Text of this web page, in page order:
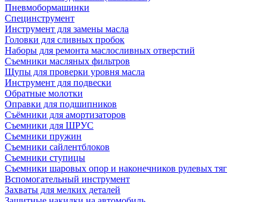
Пневмобормашинки
Специнструмент
Инструмент для замены масла
Головки для сливных пробок
Наборы для ремонта маслосливных отверстий
Съемники масляных фильтров
Щупы для проверки уровня масла
Инструмент для подвески
Обратные молотки
Оправки для подшипников
Съёмники для амортизаторов
Съемники для ШРУС
Съемники пружин
Съемники сайлентблоков
Съемники ступицы
Съемники шаровых опор и наконечников рулевых тяг
Вспомогательный инструмент
Захваты для мелких деталей